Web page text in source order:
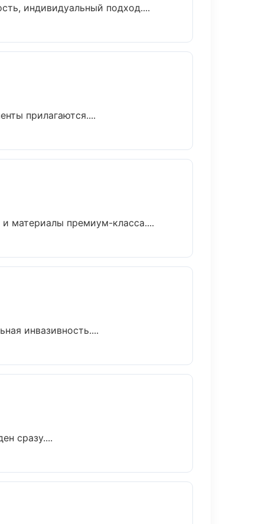
индивидуальный подход....
прилагаются....
материалы премиум-класса....
инвазивность....
сразу....